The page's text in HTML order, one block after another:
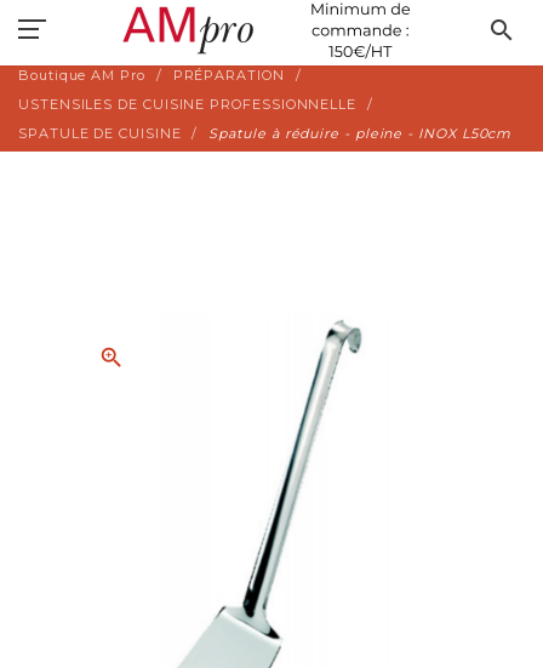
search
Boutique AM Pro
PRÉPARATION
USTENSILES DE CUISINE PROFESSIONNELLE
SPATULE DE CUISINE
Spatule à réduire - pleine - INOX L50cm
zoom_in